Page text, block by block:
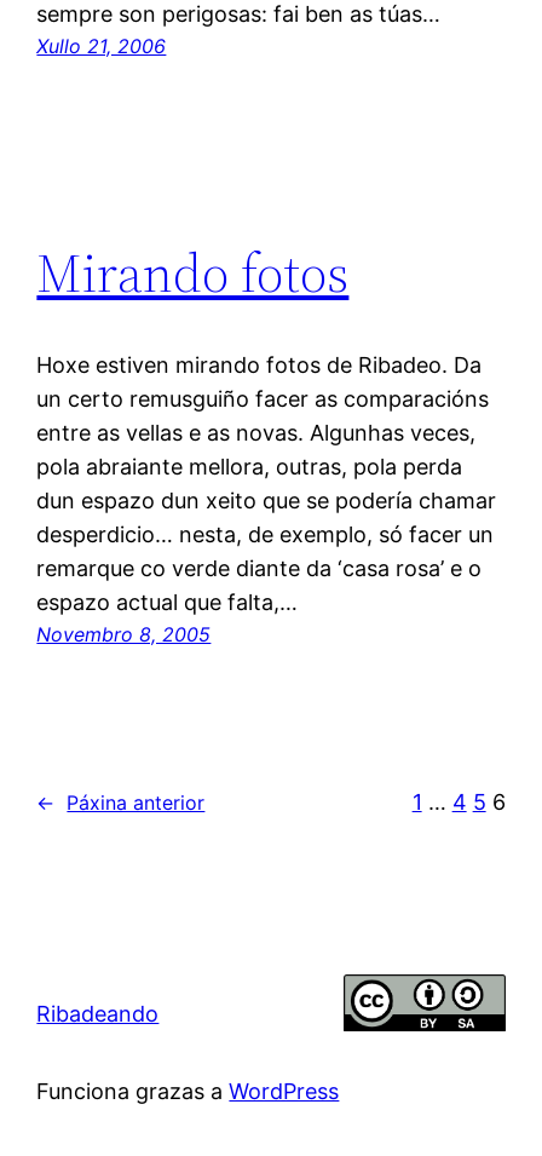
sempre son perigosas: fai ben as túas…
Xullo 21, 2006
Mirando fotos
Hoxe estiven mirando fotos de Ribadeo. Da
un certo remusguiño facer as comparacións
entre as vellas e as novas. Algunhas veces,
pola abraiante mellora, outras, pola perda
dun espazo dun xeito que se podería chamar
desperdicio… nesta, de exemplo, só facer un
remarque co verde diante da ‘casa rosa’ e o
espazo actual que falta,…
Novembro 8, 2005
← Páxina anterior 1 … 4 5 6
Ribadeando
Funciona grazas aWordPress